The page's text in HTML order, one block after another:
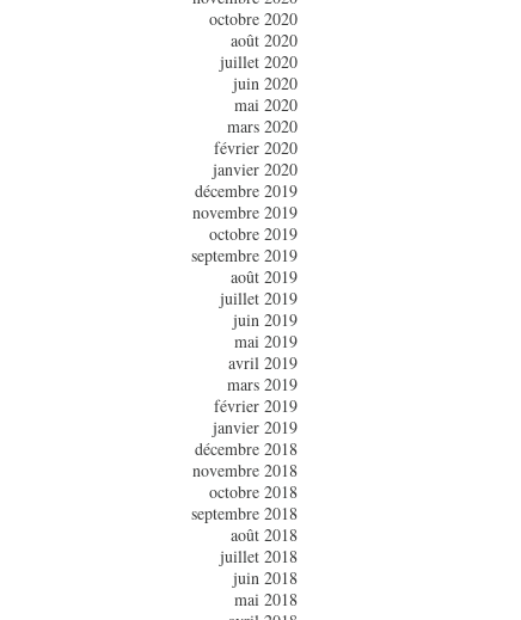
octobre 2020
août 2020
juillet 2020
juin 2020
mai 2020
mars 2020
février 2020
janvier 2020
décembre 2019
novembre 2019
octobre 2019
septembre 2019
août 2019
juillet 2019
juin 2019
mai 2019
avril 2019
mars 2019
février 2019
janvier 2019
décembre 2018
novembre 2018
octobre 2018
septembre 2018
août 2018
juillet 2018
juin 2018
mai 2018